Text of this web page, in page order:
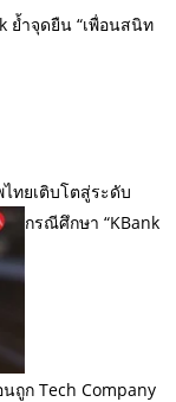
ย้ำจุดยืน “เพื่อนสนิท
ไทยเติบโตสู่ระดับ
กรณีศึกษา “KBank
ถูก Tech Company